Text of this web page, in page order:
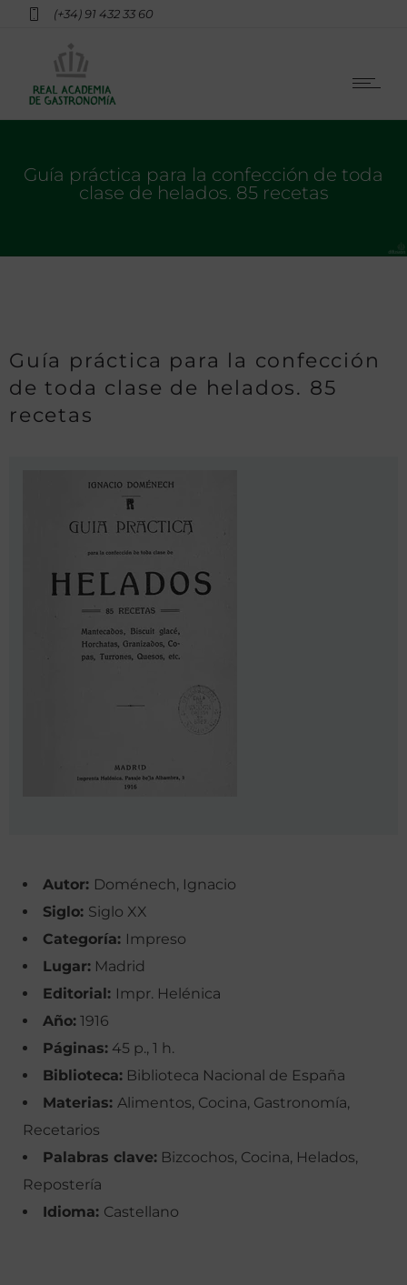
(+34) 91 432 33 60
Guía práctica para la confección de toda
clase de helados. 85 recetas
Guía práctica para la confección
de toda clase de helados. 85
recetas
Autor: Doménech, Ignacio
Siglo: Siglo XX
Categoría: Impreso
Lugar: Madrid
Editorial: Impr. Helénica
Año: 1916
Páginas: 45 p., 1 h.
Biblioteca: Biblioteca Nacional de España
Materias: Alimentos, Cocina, Gastronomía,
Recetarios
Palabras clave: Bizcochos, Cocina, Helados,
Repostería
Idioma: Castellano